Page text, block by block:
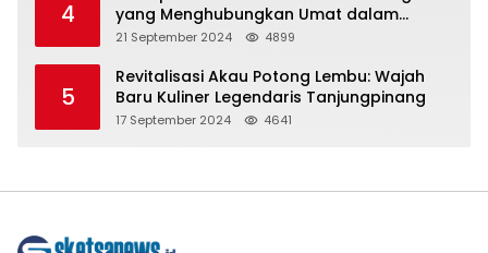
4
yang Menghubungkan Umat dalam
Spiritualitas dan Kebersamaan dalam
21 September 2024 4899
5
Revitalisasi Akau Potong Lembu: Wajah
Baru Kuliner Legendaris Tanjungpinang
17 September 2024 4641